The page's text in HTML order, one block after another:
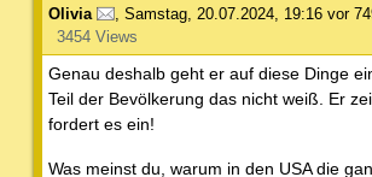
Olivia , Samstag, 20.07.2024, 19:16 vor
3454 Views
Genau deshalb geht er auf diese Dinge
Teil der Bevölkerung das nicht weiß. Er
fordert es ein!
Was meinst du, warum in den USA die